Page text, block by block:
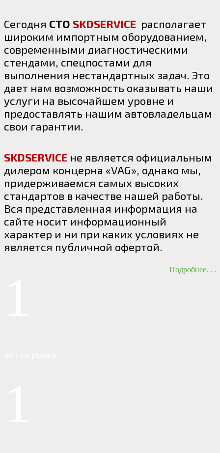
Сегодня СТО SKDSERVICE располагает
широким импортным оборудованием,
современными диагностическими
стендами, спецпостами для
выполнения нестандартных задач. Это
дает нам возможность оказывать наши
услуги на высочайшем уровне и
предоставлять нашим автовладельцам
свои гарантии.
SKDSERVICE не является официальным
дилером концерна «VAG», однако мы,
придерживаемся самых высоких
стандартов в качестве нашей работы.
Вся представленная информация на
сайте носит информационный
характер и ни при каких условиях не
является публичной офертой.
Подробнее. . .